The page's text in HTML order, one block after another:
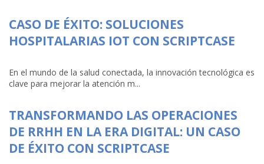
CASO DE ÉXITO: SOLUCIONES
HOSPITALARIAS IOT CON SCRIPTCASE
En el mundo de la salud conectada, la innovación tecnológica es
clave para mejorar la atención m...
TRANSFORMANDO LAS OPERACIONES
DE RRHH EN LA ERA DIGITAL: UN CASO
DE ÉXITO CON SCRIPTCASE